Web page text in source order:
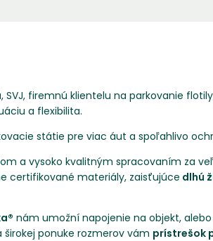
SVJ, firemnú klientelu na parkovanie
a flexibilita.
státie pre viac áut a spoľahlivo
a vysoko kvalitným spracovaním za
certifikované materiály, zaisťujúce dlhú
nám umožní napojenie na objekt,
ponuke rozmerov vám prístrešok